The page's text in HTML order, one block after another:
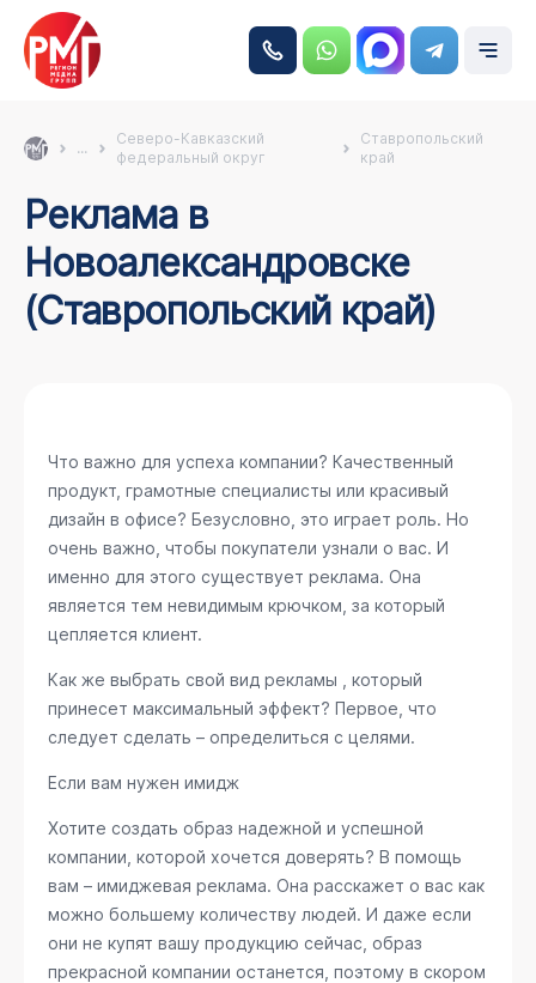
...
Северо-Кавказский
федеральный округ
Ставропольский
край
Реклама в
Новоалександровске
(Ставропольский край)
Что важно для успеха компании? Качественный
продукт, грамотные специалисты или красивый
дизайн в офисе? Безусловно, это играет роль. Но
очень важно, чтобы покупатели узнали о вас. И
именно для этого существует реклама. Она
является тем невидимым крючком, за который
цепляется клиент.
Как же выбрать свой вид рекламы , который
принесет максимальный эффект? Первое, что
следует сделать – определиться с целями.
Если вам нужен имидж
Хотите создать образ надежной и успешной
компании, которой хочется доверять? В помощь
вам – имиджевая реклама. Она расскажет о вас как
можно большему количеству людей. И даже если
они не купят вашу продукцию сейчас, образ
прекрасной компании останется, поэтому в скором